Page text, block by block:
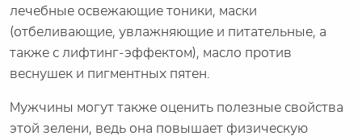
лечебные освежающие тоники, маски
(отбеливающие, увлажняющие и питательные, а
также с лифтинг-эффектом), масло против
веснушек и пигментных пятен.
Мужчины могут также оценить полезные свойства
этой зелени, ведь она повышает физическую